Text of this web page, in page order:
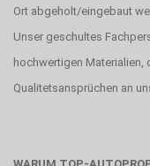
Ort abgeholt/eingebaut
Unser geschultes
hochwertigen Materialien,
Qualitetsansprüchen an